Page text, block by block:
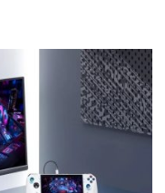
1ms(GtoG)
DisplayPortx1